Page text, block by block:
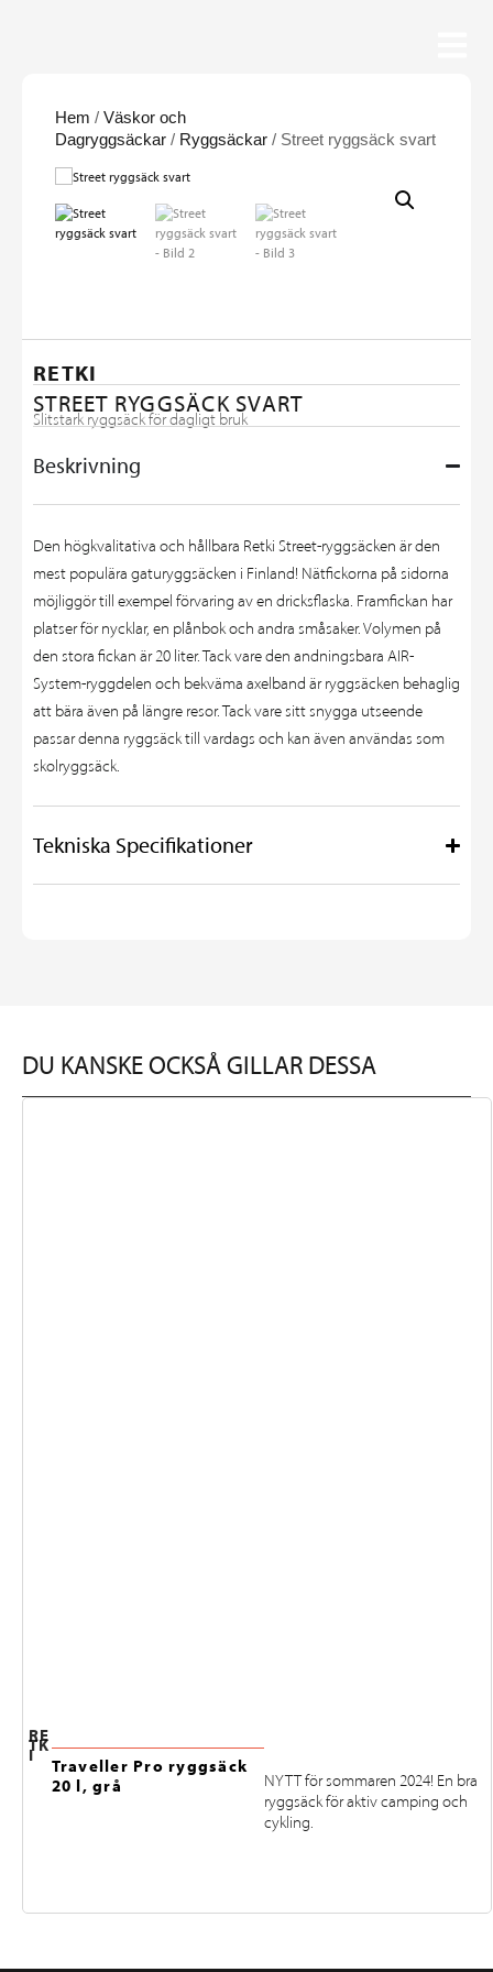
Hem / Väskor och
Dagryggsäckar / Ryggsäckar / Street ryggsäck svart
RETKI
STREET RYGGSÄCK SVART
Slitstark ryggsäck för dagligt bruk
Beskrivning
Den högkvalitativa och hållbara Retki Street-ryggsäcken är den
mest populära gaturyggsäcken i Finland! Nätfickorna på sidorna
möjliggör till exempel förvaring av en dricksflaska. Framfickan har
platser för nycklar, en plånbok och andra småsaker. Volymen på
den stora fickan är 20 liter. Tack vare den andningsbara AIR-
System-ryggdelen och bekväma axelband är ryggsäcken behaglig
att bära även på längre resor. Tack vare sitt snygga utseende
passar denna ryggsäck till vardags och kan även användas som
skolryggsäck.
Tekniska Specifikationer
DU KANSKE OCKSÅ GILLAR DESSA
RE
TK
I
Traveller Pro ryggsäck
20 l, grå
NYTT för sommaren 2024! En bra
ryggsäck för aktiv camping och
cykling.